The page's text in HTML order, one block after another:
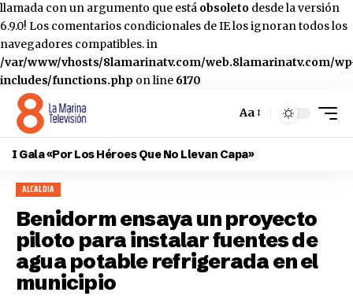
llamada con un argumento que está obsoleto desde la versión
6.9.0! Los comentarios condicionales de IE los ignoran todos los
navegadores compatibles. in
/var/www/vhosts/8lamarinatv.com/web.8lamarinatv.com/
includes/functions.php on line 6170
Cambiar
tamaño
Aa
I Gala «Por Los Héroes Que No Llevan Capa»
ALCALDIA
Benidorm ensaya un proyecto
piloto para instalar fuentes de
agua potable refrigerada en el
municipio